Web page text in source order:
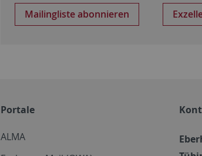
Mailingliste abonnieren
Portale
ALMA